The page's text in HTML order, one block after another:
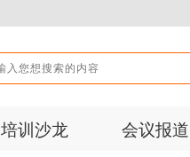
培训沙龙 会议报道